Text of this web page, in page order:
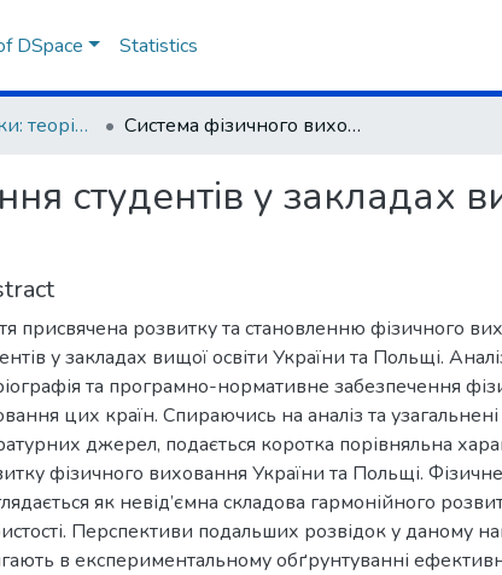
DSpace Statistics
Педагогічні науки: теорія, історія, інноваційні технології Система фізичного виховання студентів у закладах вищої освіти України та Польщі
студентів у закладах
присвячена розвитку та становленню фізичного
у закладах вищої освіти України та Польщі.
та програмно-нормативне забезпечення
цих країн. Спираючись на аналіз та узагальнені
джерел, подається коротка порівняльна
фізичного виховання України та Польщі.
як невід’ємна складова гармонійного
Перспективи подальших розвідок у даному
в експериментальному обґрунтуванні